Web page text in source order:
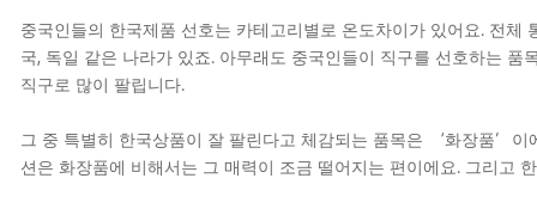
중국인들의 한국제품 선호는 카테고리별로 온도차이가 있어요. 전
국, 독일 같은 나라가 있죠. 아무래도 중국인들이 직구를 선호하는
직구로 많이 팔립니다.
그 중 특별히 한국상품이 잘 팔린다고 체감되는 품목은 ‘화장품’이
션은 화장품에 비해서는 그 매력이 조금 떨어지는 편이에요. 그리